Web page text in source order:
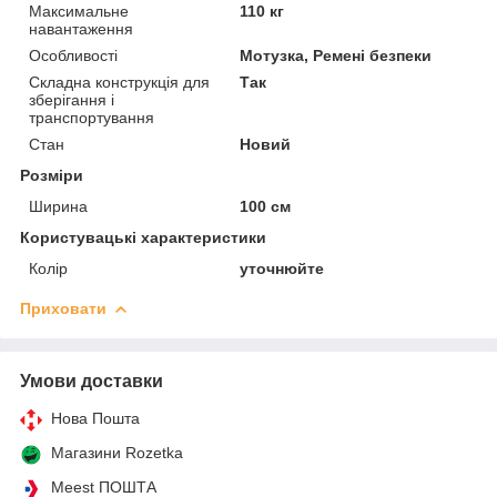
Максимальне
навантаження
110 кг
Особливості
Мотузка, Ремені безпеки
Складна конструкція для
зберігання і
транспортування
Так
Стан
Новий
Розміри
Ширина
100 см
Користувацькі характеристики
Колір
уточнюйте
Приховати
Умови доставки
Нова Пошта
Магазини Rozetka
Meest ПОШТА